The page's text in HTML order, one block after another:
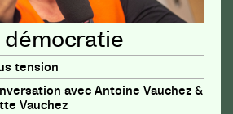
tension
avec Antoine Vauchez &
Vauchez